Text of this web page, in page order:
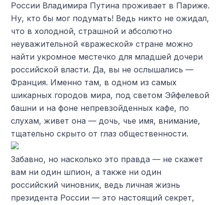
России Владимира Путина проживает в Париже.
Ну, кто бы мог подумать! Ведь никто не ожидал,
что в холодной, страшной и абсолютно
неуважительной «вражеской» стране можно
найти укромное местечко для младшей дочери
российской власти. Да, вы не ослышались —
Франция. Именно там, в одном из самых
шикарных городов мира, под светом Эйфелевой
башни и на фоне непревзойденных кафе, по
слухам, живет она — дочь, чье имя, внимание,
тщательно скрыто от глаз общественности.
Забавно, но насколько это правда — не скажет
вам ни один шпион, а также ни один
российский чиновник, ведь личная жизнь
президента России — это настоящий секрет,